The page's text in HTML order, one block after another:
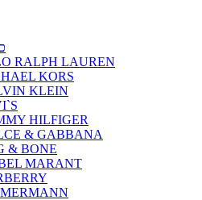
RALPH LAUREN
KORS
KLEIN
HILFIGER
& GABBANA
& BONE
MARANT